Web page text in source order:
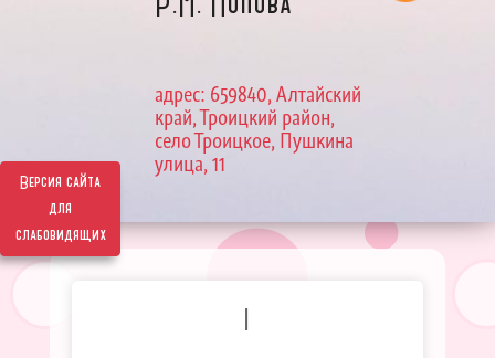
Версия сайта
для
слабовидящих
адрес: 659840, Алтайский
край, Троицкий район,
село Троицкое, Пушкина
улица, 11
I